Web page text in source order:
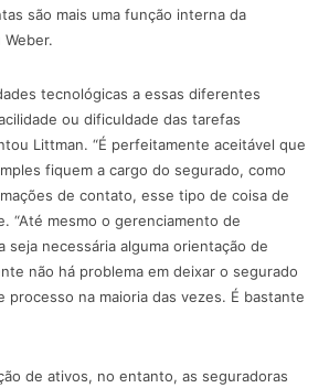
são mais uma função interna da
tecnológicas a essas diferentes
ou dificuldade das tarefas
Littman. “É perfeitamente aceitável que
fiquem a cargo do segurado, como
de contato, esse tipo de coisa de
“Até mesmo o gerenciamento de
seja necessária alguma orientação de
não há problema em deixar o segurado
processo na maioria das vezes. É bastante
de ativos, no entanto, as seguradoras